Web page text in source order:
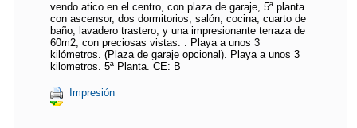
vendo atico en el centro, con plaza de garaje, 5ª planta
con ascensor, dos dormitorios, salón, cocina, cuarto de
baño, lavadero trastero, y una impresionante terraza de
60m2, con preciosas vistas. . Playa a unos 3
kilómetros. (Plaza de garaje opcional). Playa a unos 3
kilometros. 5ª Planta. CE: B
Impresión